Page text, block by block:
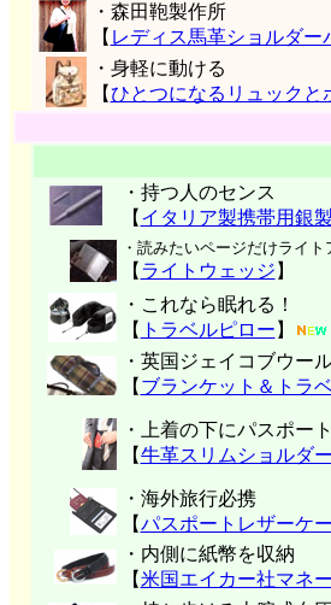
・森田鞄製作所
【 レディス馬革ショルダー
・身軽に動ける
【ひとつになるリュックと
・持つ人のセンス
【 イタリア製携帯用銀
・読みたいページだけライト
【 ライトウェッジ 】
・これなら眠れる！
【 トラベルピロー 】
・英国ジェイコブウー
【 ブランケット＆トラ
・上着の下にパスポー
【牛革スリムショルダー
・海外旅行必携
【パスポートレザーケ
・内側に紙幣を収納
【米国エイカー社マネ